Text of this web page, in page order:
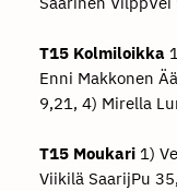
T15 Kolmiloikka
Enni Makkonen
9,21, 4) Mirella
T15 Moukari1)
Viikilä SaarijPu